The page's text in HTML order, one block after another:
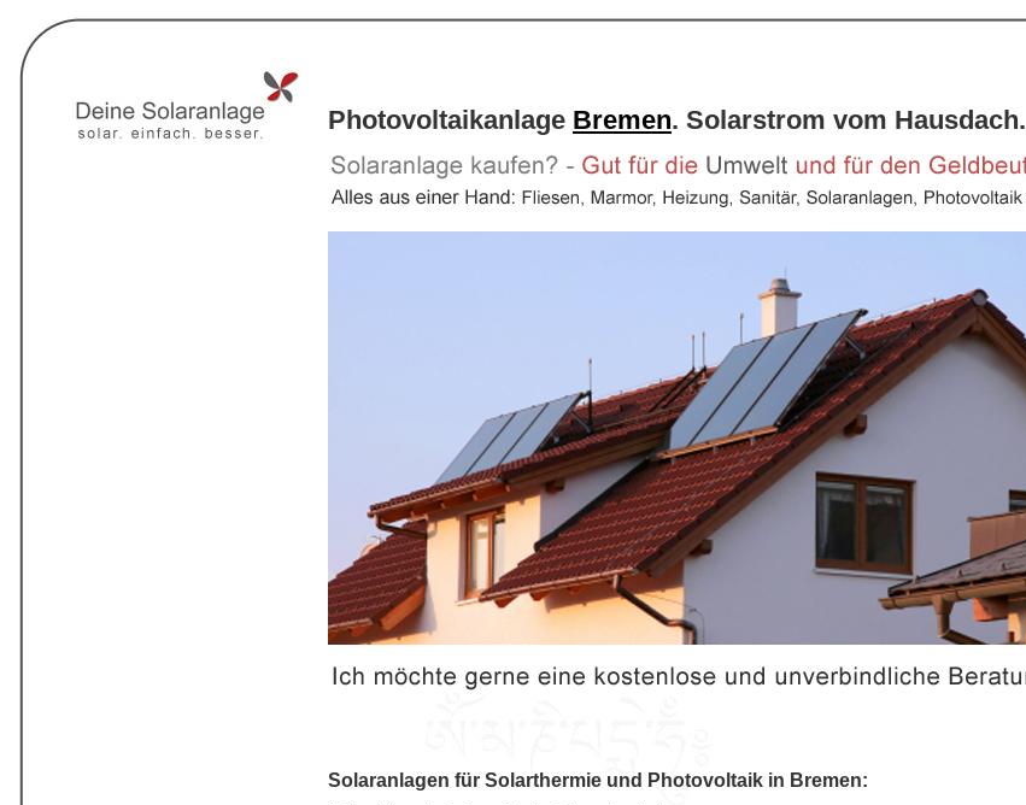
Photovoltaikanlage Bremen. Solarstrom vom Hausdach.
Solaranlagen für Solarthermie und Photovoltaik in Bremen: